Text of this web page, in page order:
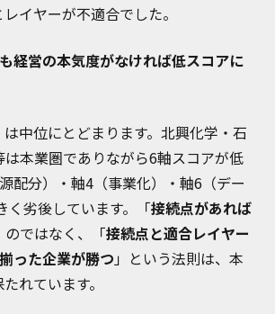
イヤーが不適合でした。
経営の本気度がなければ低スコアに
中位にとどまります。北興化学・石
本業圏でありながら6軸スコアが低
配分）・軸4（事業化）・軸6（デー
く劣後しています。「接続点があれば
のではなく、「接続点と適合レイヤー
った企業が勝つ」という法則は、本
れています。